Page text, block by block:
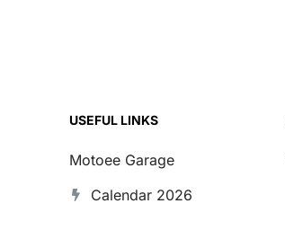
USEFUL LINKS
Motoee Garage
Calendar 2026